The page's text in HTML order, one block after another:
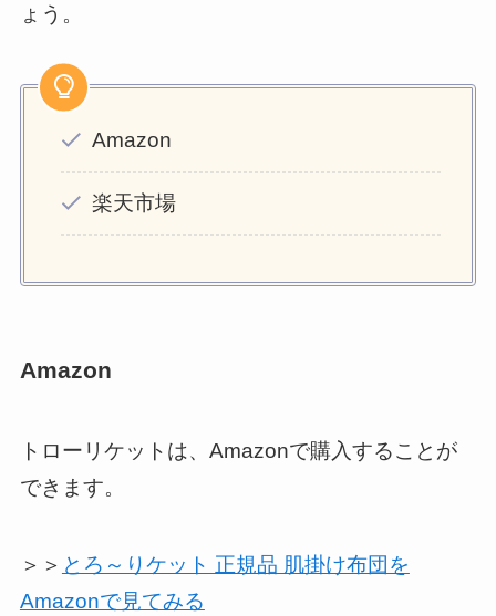
ょう。
Amazon
楽天市場
Amazon
トローリケットは、Amazonで購入することが
できます。
＞＞ とろ～りケット 正規品 肌掛け布団を
Amazonで見てみる